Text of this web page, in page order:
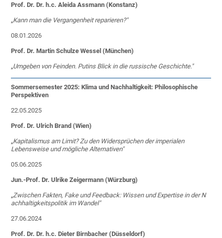
Prof. Dr. Dr. h.c. Aleida Assmann (Konstanz)
„Kann man die Vergangenheit reparieren?"
08.01.2026
Prof. Dr. Martin Schulze Wessel (München)
„Umgeben von Feinden. Putins Blick in die russische Geschichte."
Sommersemester 2025: Klima und Nachhaltigkeit: Philosophische
Perspektiven
22.05.2025
Prof. Dr. Ulrich Brand (Wien)
„Kapitalismus am Limit? Zu den Widersprüchen der imperialen
Lebensweise und mögliche Alternativen"
05.06.2025
Jun.-Prof. Dr. Ulrike Zeigermann (Würzburg)
„Zwischen Fakten, Fake und Feedback: Wissen und Expertise in der N
achhaltigkeitspolitik im Wandel"
27.06.2024
Prof. Dr. Dr. h.c. Dieter Birnbacher (Düsseldorf)